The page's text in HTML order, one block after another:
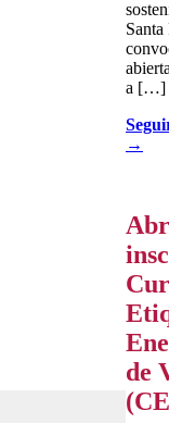
Santa
a […]
→
de